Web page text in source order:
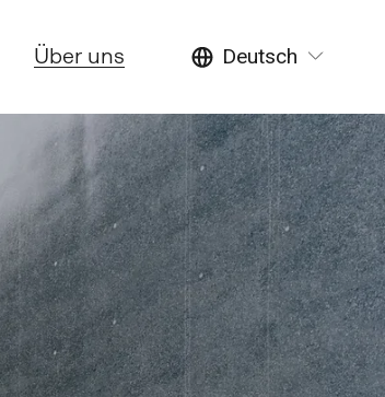
Über uns Deutsch